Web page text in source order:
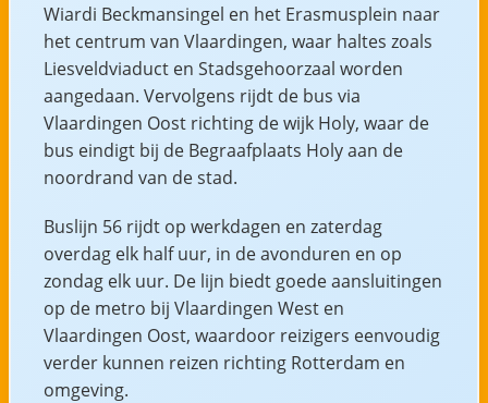
Wiardi Beckmansingel en het Erasmusplein naar
het centrum van Vlaardingen, waar haltes zoals
Liesveldviaduct en Stadsgehoorzaal worden
aangedaan. Vervolgens rijdt de bus via
Vlaardingen Oost richting de wijk Holy, waar de
bus eindigt bij de Begraafplaats Holy aan de
noordrand van de stad.
Buslijn 56 rijdt op werkdagen en zaterdag
overdag elk half uur, in de avonduren en op
zondag elk uur. De lijn biedt goede aansluitingen
op de metro bij Vlaardingen West en
Vlaardingen Oost, waardoor reizigers eenvoudig
verder kunnen reizen richting Rotterdam en
omgeving.